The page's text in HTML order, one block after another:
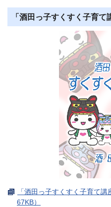
「酒田っ子すくすく子育て
「酒田っ子すくすく子育て
67KB）